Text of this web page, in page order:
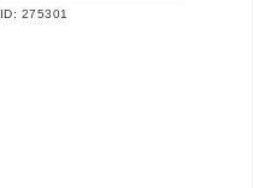
ID: 275301